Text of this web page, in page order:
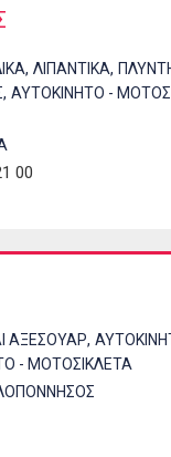
, ΛΙΠΑΝΤΙΚΑ,
, ΑΥΤΟΚΙΝΗΤΟ -
00
ΑΞΕΣΟΥΑΡ,
- ΜΟΤΟΣΙΚΛΕΤΑ